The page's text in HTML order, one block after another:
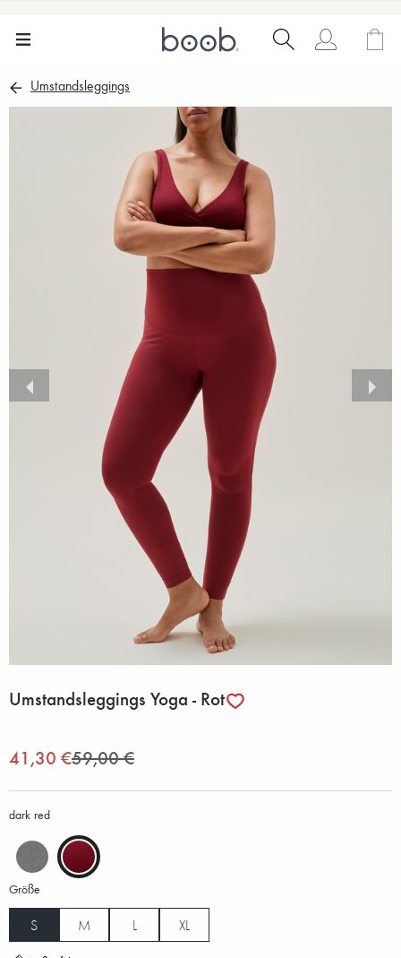
Umstandsleggings
Umstandsleggings Yoga - Rot
41,30 €59,00 €
dark red
Größe
S M L XL